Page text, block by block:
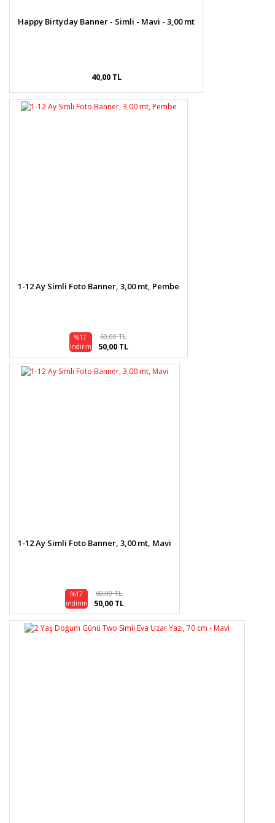
Happy Birtyday Banner - Simli - Mavi - 3,00 mt
40,00 TL
1-12 Ay Simli Foto Banner, 3,00 mt, Pembe
%17
indirim
60,00 TL
50,00 TL
1-12 Ay Simli Foto Banner, 3,00 mt, Mavi
%17
indirim
60,00 TL
50,00 TL